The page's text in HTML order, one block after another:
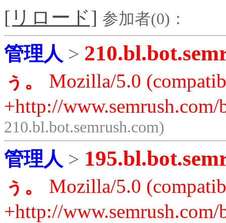
[リロード] 参加者(0)：
管理人 >
ぅ。
Mozilla/5.0
+http://
210.bl.bot.semrush.com)
管理人 >
ぅ。
Mozilla/5.0
+http://